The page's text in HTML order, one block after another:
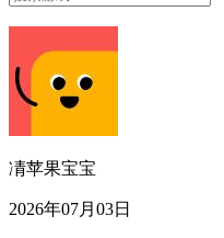
凊苹果宝宝
2026年07月03日